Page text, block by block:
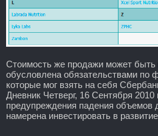
Стоимость же продажи может быть
обусловлена обязательствами по
которые мог взять на себя
Дневник Четверг, 16 Сентября 2010
предупреждения падения объемов
намерена инвестировать в